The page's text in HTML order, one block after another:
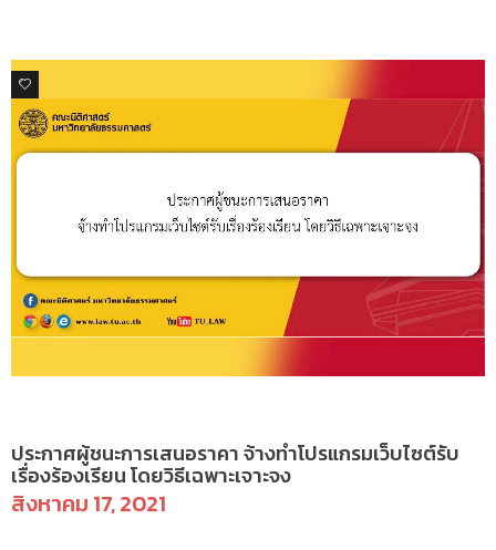
0
ประกาศผู้ชนะการเสนอราคา จ้างทำโปรแกรมเว็บไซต์รับ
เรื่องร้องเรียน โดยวิธีเฉพาะเจาะจง
สิงหาคม 17, 2021